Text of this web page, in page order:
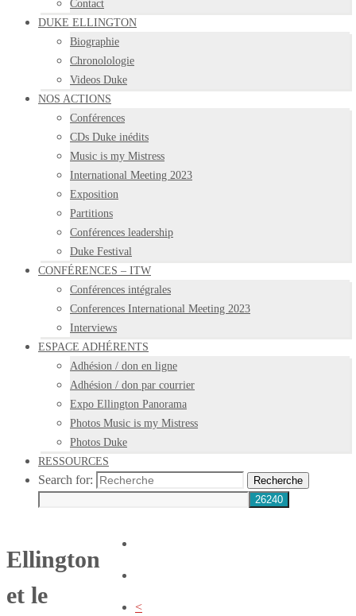
Contact
DUKE ELLINGTON
Biographie
Chronolologie
Videos Duke
NOS ACTIONS
Conférences
CDs Duke inédits
Music is my Mistress
International Meeting 2023
Exposition
Partitions
Conférences leadership
Duke Festival
CONFÉRENCES – ITW
Conférences intégrales
Conferences International Meeting 2023
Interviews
ESPACE ADHÉRENTS
Adhésion / don en ligne
Adhésion / don par courrier
Expo Ellington Panorama
Photos Music is my Mistress
Photos Duke
RESSOURCES
Search for: Recherche
Ellington
et le
<